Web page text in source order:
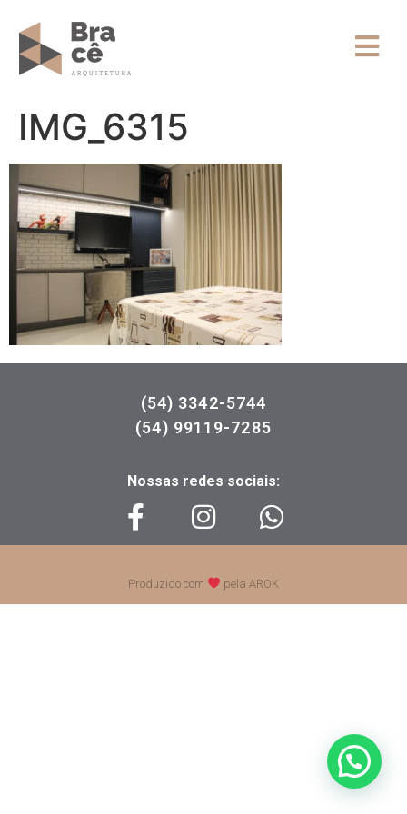
IMG_6315
(54) 3342-5744
(54) 99119-7285
Nossas redes sociais:
Produzido com pela AROK